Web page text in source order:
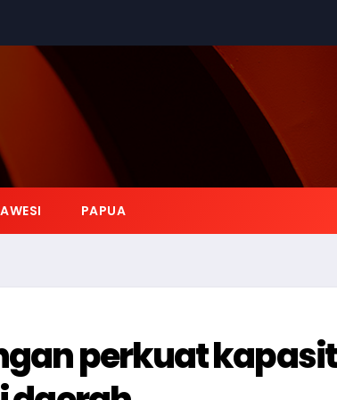
PAPUA
perkuat